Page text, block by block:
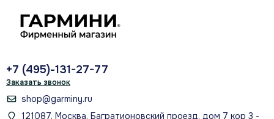
+7 (495)-131-27-77
Заказать звонок
shop@garminy.ru
121087, Москва, Багратионовский проезд, дом 7 кор 3 -